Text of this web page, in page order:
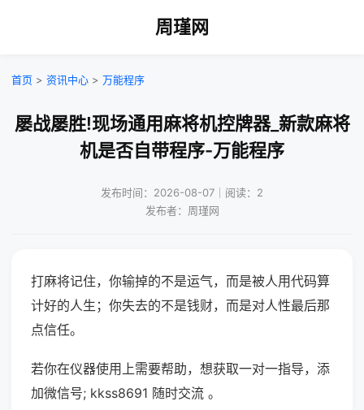
周瑾网
首页 > 资讯中心 > 万能程序
屡战屡胜!现场通用麻将机控牌器_新款麻将
机是否自带程序-万能程序
发布时间：2026-08-07｜阅读：2
发布者：周瑾网
打麻将记住，你输掉的不是运气，而是被人用代码算
计好的人生；你失去的不是钱财，而是对人性最后那
点信任。
若你在仪器使用上需要帮助，想获取一对一指导，添
加微信号; kkss8691 随时交流 。